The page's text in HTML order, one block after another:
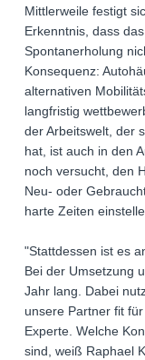
Mittlerweile festigt
Erkenntnis, dass
Spontanerholung
Konsequenz:
alternativen
langfristig
der Arbeitswelt, der
hat, ist auch in den
noch versucht, den
Neu- oder
harte Zeiten
"Stattdessen ist es
Bei der Umsetzung
Jahr lang. Dabei
unsere Partner fit
Experte. Welche
sind, weiß Raphael